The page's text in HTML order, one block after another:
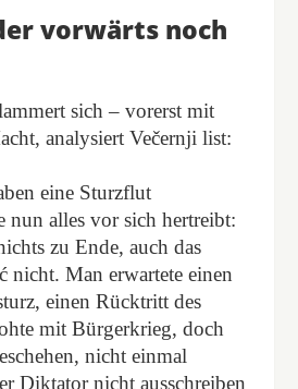
vorwärts noch
sich – vorerst mit
analysiert Večernji list:
eine Sturzflut
nun alles vor sich hertreibt:
zu Ende, auch das
nicht. Man erwartete einen
einen Rücktritt des
mit Bürgerkrieg, doch
nicht einmal
Diktator nicht ausschreiben